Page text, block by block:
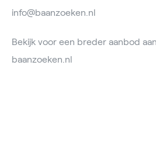
info@baanzoeken.nl
Bekijk voor een breder aanbod
baanzoeken.nl